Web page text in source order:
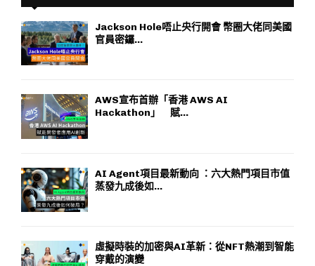
Jackson Hole唔止央行開會 幣圈大佬同美國
官員密鑼...
AWS宣布首辦「香港 AWS AI
Hackathon」 賦...
AI Agent項目最新動向 ：六大熱門項目市值
蒸發九成後如...
虛擬時裝的加密與AI革新：從NFT熱潮到智能
穿戴的演變